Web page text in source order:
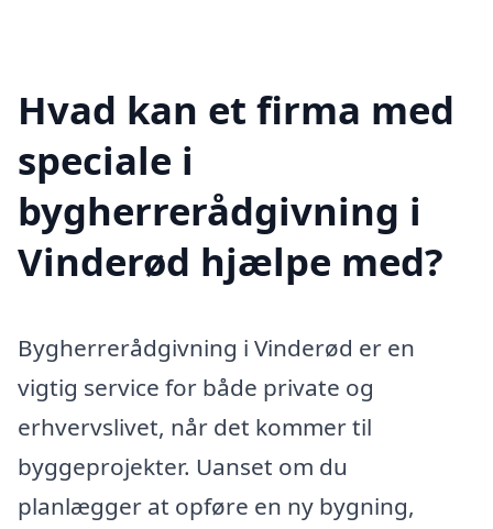
Hvad kan et firma med
speciale i
bygherrerådgivning i
Vinderød hjælpe med?
Bygherrerådgivning i Vinderød er en
vigtig service for både private og
erhvervslivet, når det kommer til
byggeprojekter. Uanset om du
planlægger at opføre en ny bygning,